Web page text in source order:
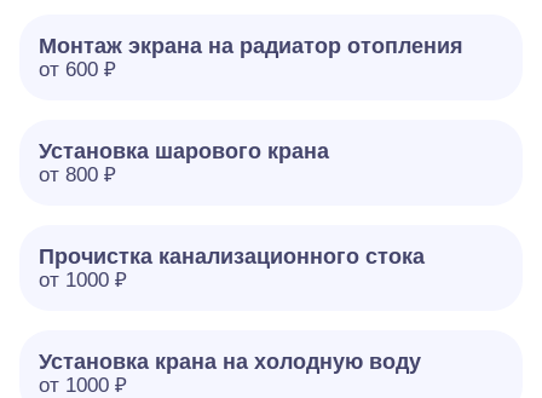
Монтаж экрана на радиатор отопления
от 600 ₽
Установка шарового крана
от 800 ₽
Прочистка канализационного стока
от 1000 ₽
Установка крана на холодную воду
от 1000 ₽